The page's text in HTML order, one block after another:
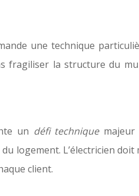
une technique
la structure du
un défi technique
logement. L’électricien
client.